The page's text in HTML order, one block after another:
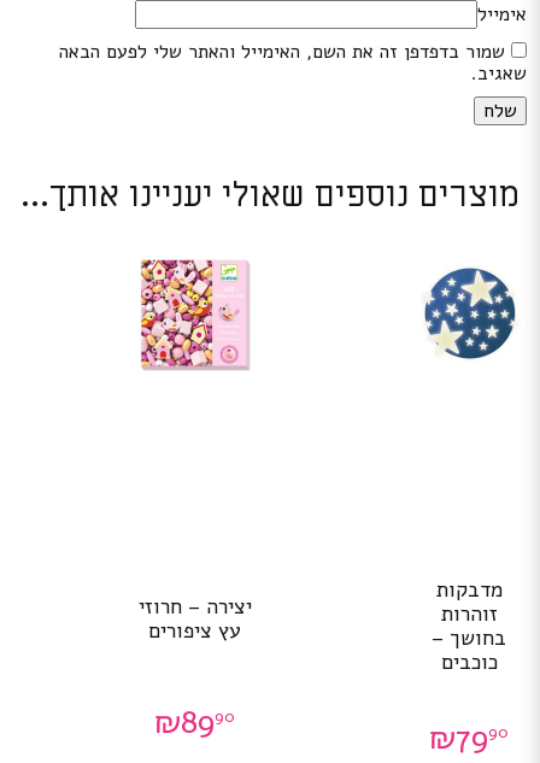
אימייל
שמור בדפדפן זה את השם, האימייל והאתר שלי לפעם הבאה
שאגיב.
מוצרים נוספים שאולי יעניינו אותך...
מדבקות
זוהרות
בחושך –
כוכבים
₪7990
יצירה – חרוזי
עץ ציפורים
₪8990